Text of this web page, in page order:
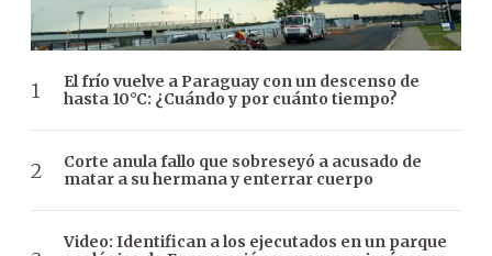
El frío vuelve a Paraguay con un descenso de
hasta 10°C: ¿Cuándo y por cuánto tiempo?
Corte anula fallo que sobreseyó a acusado de
matar a su hermana y enterrar cuerpo
Video: Identifican a los ejecutados en un parque